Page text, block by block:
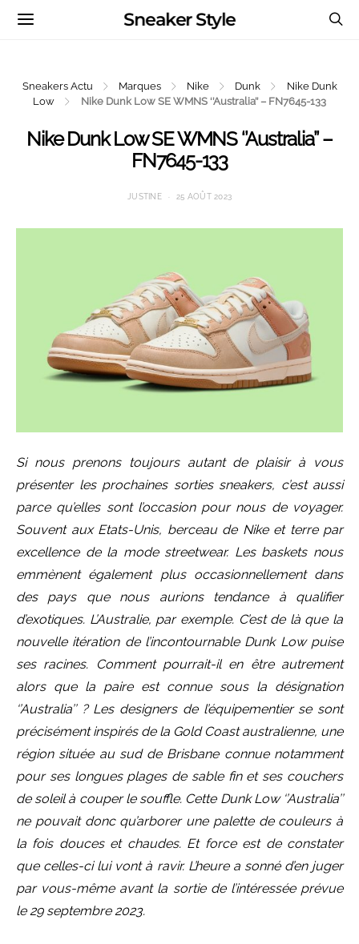
Sneaker Style
Sneakers Actu Marques Nike Dunk
Nike Dunk
Low
Nike Dunk Low SE WMNS ‘’Australia’’ – FN7645-133
Nike Dunk Low SE WMNS ‘’Australia’’ –
FN7645-133
JUSTINE 25 AOÛT 2023
Si nous prenons toujours autant de plaisir à vous
présenter les prochaines sorties sneakers, c’est aussi
parce qu’elles sont l’occasion pour nous de voyager.
Souvent aux Etats-Unis, berceau de Nike et terre par
excellence de la mode streetwear. Les baskets nous
emmènent également plus occasionnellement dans
des pays que nous aurions tendance à qualifier
d’exotiques. L’Australie, par exemple. C’est de là que la
nouvelle itération de l’incontournable Dunk Low puise
ses racines. Comment pourrait-il en être autrement
alors que la paire est connue sous la désignation
‘’Australia’’ ? Les designers de l’équipementier se sont
précisément inspirés de la Gold Coast australienne, une
région située au sud de Brisbane connue notamment
pour ses longues plages de sable fin et ses couchers
de soleil à couper le souffle. Cette Dunk Low ‘’Australia’’
ne pouvait donc qu’arborer une palette de couleurs à
la fois douces et chaudes. Et force est de constater
que celles-ci lui vont à ravir. L’heure a sonné d’en juger
par vous-même avant la sortie de l’intéressée prévue
le 29 septembre 2023.